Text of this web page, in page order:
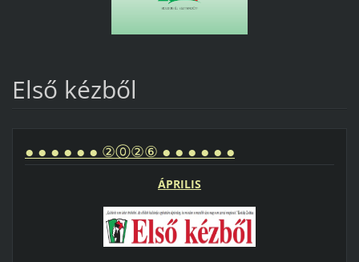
Első kézből
● ● ● ● ● ● ②⓪②⑥ ● ● ● ● ● ●
ÁPRILIS